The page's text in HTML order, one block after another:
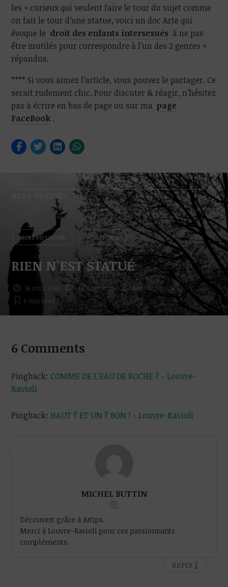
les + curieux qui veulent faire le tour du sujet comme
on fait le tour d’une statue, voici un doc Arte qui
évoque le droit des enfants intersexués à ne pas
être mutilés pour correspondre à l’un des 2 genres +
répandus.
**** Si vous aimez l’article, vous pouvez le partager. Ce
serait rudement chic. Pour discuter & réagir, n’hésitez
pas à écrire en bas de page ou sur ma page
FaceBook .
NEXT READING
HORS DU LOUVRE SCULPTURES
RIEN N’EST STATUÉ
14 avril 2016 4 Comments
Louvre Ravioli
6 min read
6 Comments
Pingback: COMME DE L'EAU DE ROCHE ? - Louvre-
Ravioli
Pingback:HAUT ? ET UN ? BON ! - Louvre-Ravioli
MICHEL BUTTIN
Découvert grâce à Artips.
Merci à Louvre-Ravioli pour ces passionnants
compléments.
REPLY ↓